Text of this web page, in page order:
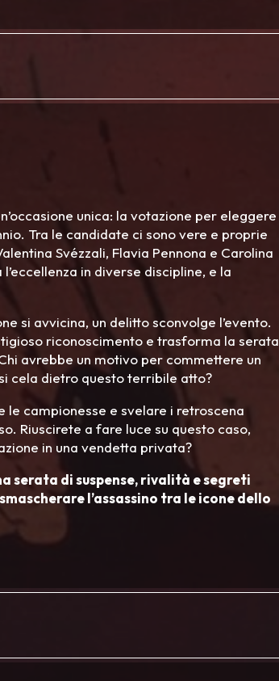
unica: la votazione per eleggere
Tra le candidate ci sono vere e proprie
Svézzali, Flavia Pennona e Carolina
in diverse discipline, e la
si avvicina, un delitto sconvolge l’evento.
riconoscimento e trasforma la serata
avrebbe un motivo per commettere un
cela dietro questo terribile atto?
campionesse e svelare i retroscena
Riuscirete a fare luce su questo caso,
in una vendetta privata?
serata di suspense, rivalità e segreti
l’assassino tra le icone dello